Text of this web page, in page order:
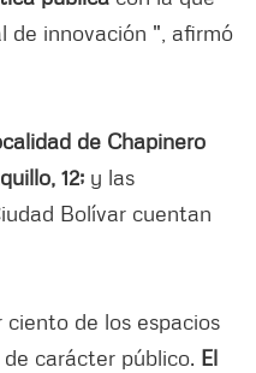
de innovación ", afirmó
de Chapinero
12; y las
Bolívar cuentan
de los espacios
carácter público. El